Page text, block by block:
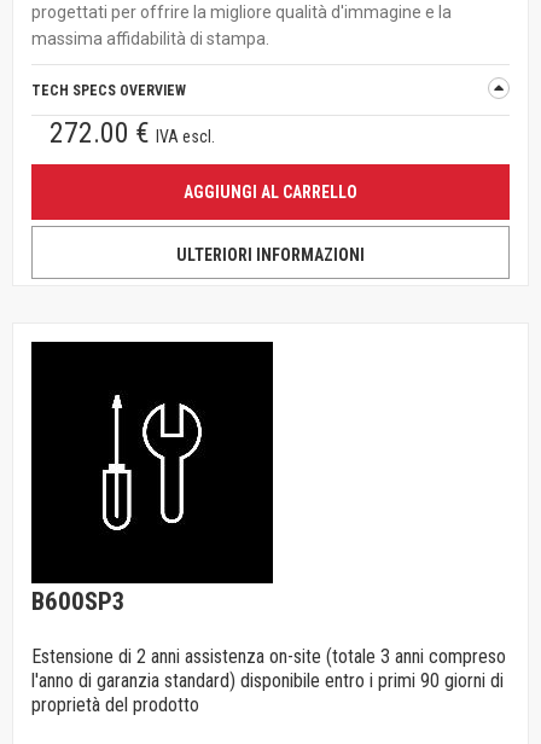
progettati per offrire la migliore qualità d'immagine e la
massima affidabilità di stampa.
TECH SPECS OVERVIEW
272.00 € IVA escl.
AGGIUNGI AL CARRELLO
ULTERIORI INFORMAZIONI
B600SP3
Estensione di 2 anni assistenza on-site (totale 3 anni compreso
l'anno di garanzia standard) disponibile entro i primi 90 giorni di
proprietà del prodotto